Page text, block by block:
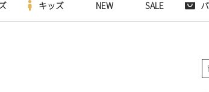
キッズ NEW SALE